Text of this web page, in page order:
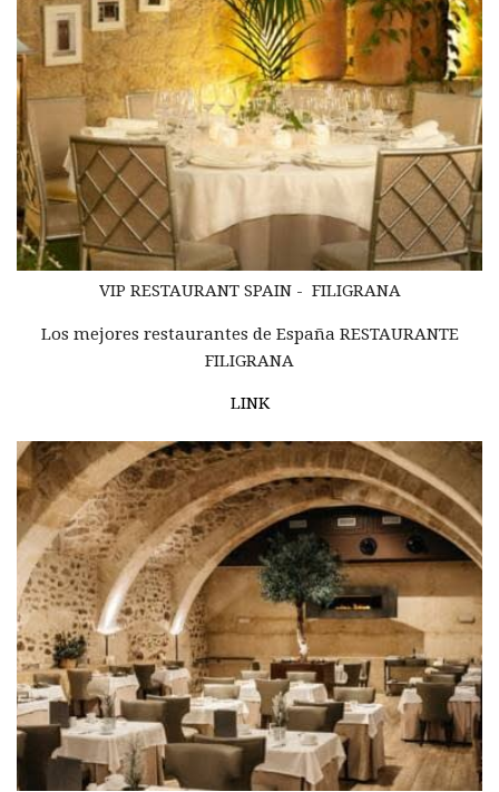
VIP RESTAURANT SPAIN - FILIGRANA
Los mejores restaurantes de España RESTAURANTE
FILIGRANA
LINK